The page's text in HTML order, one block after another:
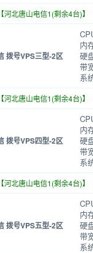
【河北唐山电信1(剩余4台)】
拨号VPS三型-2区
内
硬
带
系
【河北唐山电信1(剩余4台)】
拨号VPS四型-2区
内
硬
带
系
【河北唐山电信1(剩余4台)】
拨号VPS五型-2区
内
硬
带
系